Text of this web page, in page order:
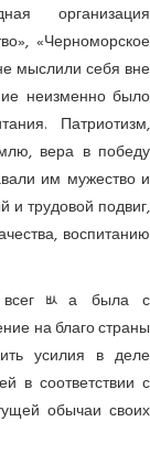
организация
«Черноморское
мыслили себя вне
неизменно было
Патриотизм,
вера в победу
им мужество и
и трудовой подвиг,
воспитанию
всегﾴа была с
на благо страны
усилия в деле
в соответствии с
обычаи своих